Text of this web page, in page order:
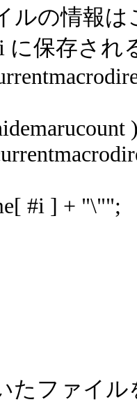
ルの情報
に保存され
#i ] + "\"";
たファイル